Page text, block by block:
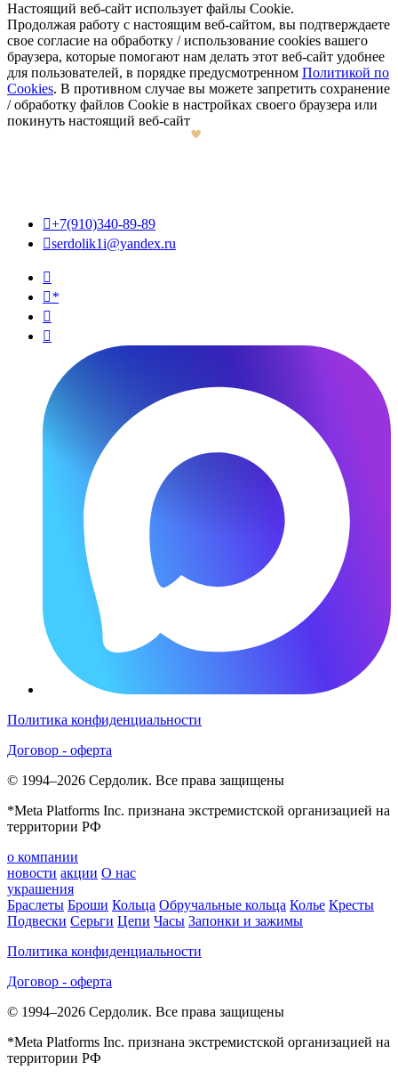
Настоящий веб-сайт использует файлы Cookie.
Продолжая работу с настоящим веб-сайтом, вы подтверждаете
свое согласие на обработку / использование cookies вашего
браузера, которые помогают нам делать этот веб-сайт удобнее
для пользователей, в порядке предусмотренном Политикой по
Cookies. В противном случае вы можете запретить сохранение
/ обработку файлов Cookie в настройках своего браузера или
покинуть настоящий веб-сайт
+7(910)340-89-89
serdolik1i@yandex.ru

*


Политика конфиденциальности
Договор - оферта
© 1994–2026 Сердолик. Все права защищены
*Meta Platforms Inc. признана экстремистской организацией на
территории РФ
о компании
новости акции О нас
украшения
Браслеты Броши Кольца Обручальные кольца Колье Кресты
Подвески Серьги Цепи Часы Запонки и зажимы
Политика конфиденциальности
Договор - оферта
© 1994–2026 Сердолик. Все права защищены
*Meta Platforms Inc. признана экстремистской организацией на
территории РФ